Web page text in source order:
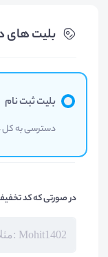
بلیت های
بلیت ثبت نام
دسترسی به کل
در صورتی که کد تخفیف